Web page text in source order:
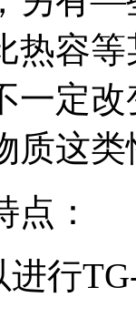
热容
一定
质这
：
行